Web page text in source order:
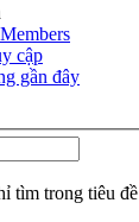
cập
gần đây
tìm trong tiêu đề